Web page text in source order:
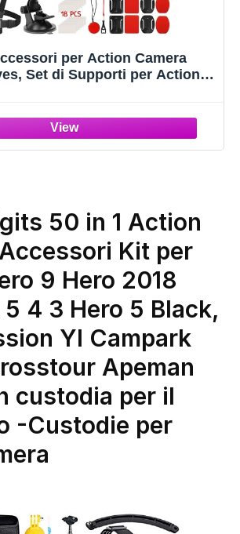
per Action Camera
Set di Supporti per Action
1, DJI Osmo, Akaso, Insta360,
Registra
50 in 1 Action
Kit per
9 Hero 2018
4 3 Hero 5 Black,
YI Campark
Apeman
custodia per il
-Custodie per